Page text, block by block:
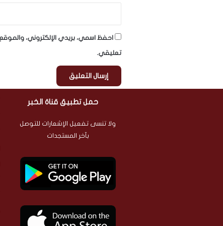
احفظ اسمي، بريدي الإلكتروني،
تعليقي.
حمل تطبيق قناة الخبر
ولا تنسى تفعيل الإشعارات للتوصل
بآخر المستجدات